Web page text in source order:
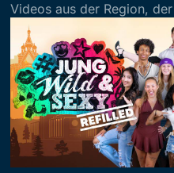
Videos aus der Region,